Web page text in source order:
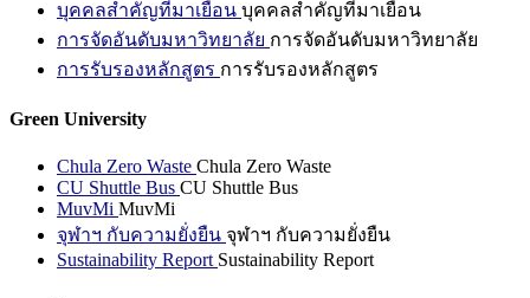
บุคคลสำคัญที่มาเยือน บุคคลสำคัญที่มาเยือน
การจัดอันดับมหาวิทยาลัย การจัดอันดับมหาวิทยาลัย
การรับรองหลักสูตร การรับรองหลักสูตร
Green University
Chula Zero Waste Chula Zero Waste
CU Shuttle Bus CU Shuttle Bus
MuvMi MuvMi
จุฬาฯ กับความยั่งยืน จุฬาฯ กับความยั่งยืน
Sustainability Report Sustainability Report